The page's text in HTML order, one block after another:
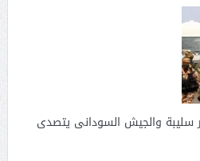
سليبة والجيش السودانى يتصدى